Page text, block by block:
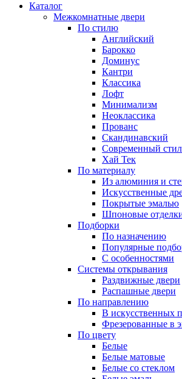
Каталог
Межкомнатные двери
По стилю
Английский
Барокко
Доминус
Кантри
Классика
Лофт
Минимализм
Неоклассика
Прованс
Скандинавский
Современный
Хай Тек
По материалу
Из алюминия и
Искусственные
Покрытые эмалью
Шпоновые
Подборки
По назначению
Популярные
С особенностями
Системы открывания
Раздвижные двери
Распашные двери
По направлению
В искусственных
Фрезерованные в
По цвету
Белые
Белые матовые
Белые со стеклом